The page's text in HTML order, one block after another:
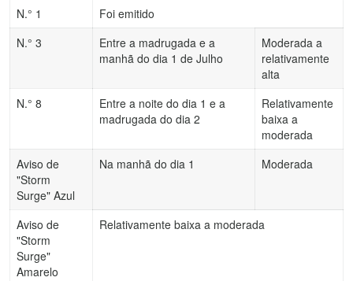
N.° 1
Foi emitido
N.° 3
Entre a madrugada e a
manhã do dia 1 de Julho
Moderada a
relativamente
alta
N.° 8
Entre a noite do dia 1 e a
madrugada do dia 2
Relativamente
baixa a
moderada
Aviso de
"Storm
Surge" Azul
Na manhã do dia 1 Moderada
Aviso de
"Storm
Surge"
Amarelo
Relativamente baixa a moderada